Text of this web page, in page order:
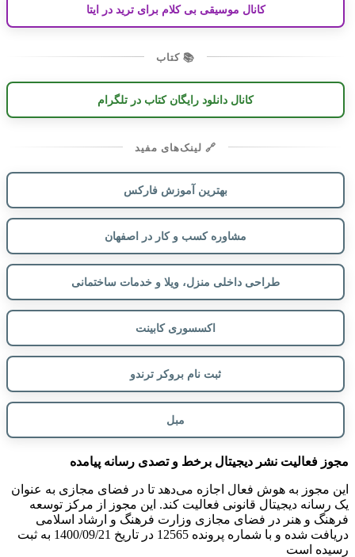
کانال موسیقی بی کلام برای ترید در ایتا
📚 کتاب
کانال دانلود رایگان کتاب در تلگرام
🔗 لینک‌های مفید
بهترین آموزش فارکس
مشاوره کسب و کار در اصفهان
طراحی داخلی منزل، ویلا و خدمات ساختمانی
اکسسوری کابینت
ثبت نام بروکر ترندو
مبل
مجوز فعالیت نشر دیجیتال برخط و تصدی رسانه پیامده
این مجوز به هوش فعال اجازه می‌دهد تا در فضای مجازی به عنوان
یک رسانه دیجیتال قانونی فعالیت کند. این مجوز از مرکز توسعه
فرهنگ و هنر در فضای مجازی وزارت فرهنگ و ارشاد اسلامی
دریافت شده و با شماره پرونده 12565 در تاریخ 1400/09/21 به ثبت
رسیده است